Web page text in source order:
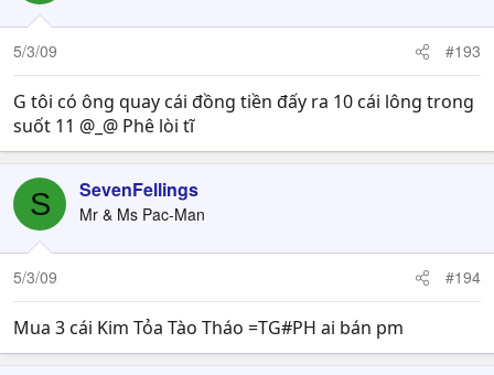
5/3/09 #193
G tôi có ông quay cái đồng tiền đấy ra 10 cái lông trong
suốt 11 @_@ Phê lòi tĩ
S SevenFellings
Mr & Ms Pac-Man
5/3/09 #194
Mua 3 cái Kim Tỏa Tào Tháo =TG#PH ai bán pm